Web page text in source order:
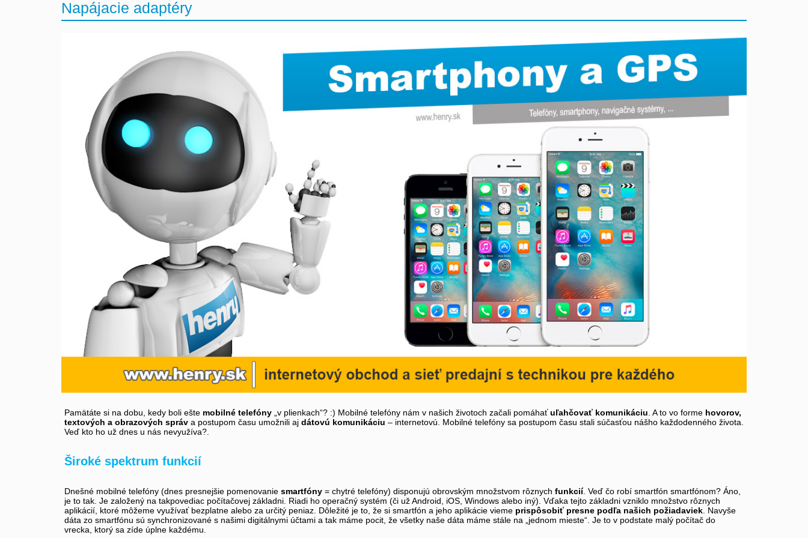
Napájacie adaptéry
Pamätáte si na dobu, kedy boli ešte mobilné telefóny „v plienkach“? :) Mobilné telefóny nám v našich životoch začali pomáhaťuľahčovať komunikáciu . A to vo forme hovorov,
textových a obrazových správ a postupom času umožnili aj dátovú komunikáciu – internetovú. Mobilné telefóny sa postupom času stali súčasťou nášho každodenného života.
Veď kto ho už dnes u nás nevyužíva?.
Široké spektrum funkcií
Dnešné mobilné telefóny (dnes presnejšie pomenovanie smartfóny = chytré telefóny) disponujú obrovským množstvom rôznych funkcií. Veď čo robí smartfón smartfónom? Áno,
je to tak. Je založený na takpovediac počítačovej základni. Riadi ho operačný systém (či už Android, iOS, Windows alebo iný). Vďaka tejto základni vzniklo množstvo rôznych
aplikácií, ktoré môžeme využívať bezplatne alebo za určitý peniaz. Dôležité je to, že si smartfón a jeho aplikácie vieme prispôsobiť presne podľa našich požiadaviek . Navyše
dáta zo smartfónu sú synchronizované s našimi digitálnymi účtami a tak máme pocit, že všetky naše dáta máme stále na „jednom mieste“. Je to v podstate malý počítač do
vrecka, ktorý sa zíde úplne každému.